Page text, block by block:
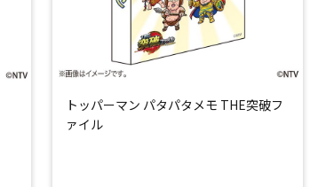
トッパーマン パタパタメモ THE突破フ
ァイル